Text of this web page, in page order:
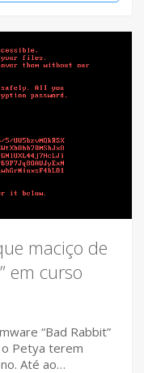
maciço de
em curso
“Bad Rabbit”
Petya terem
Até ao…